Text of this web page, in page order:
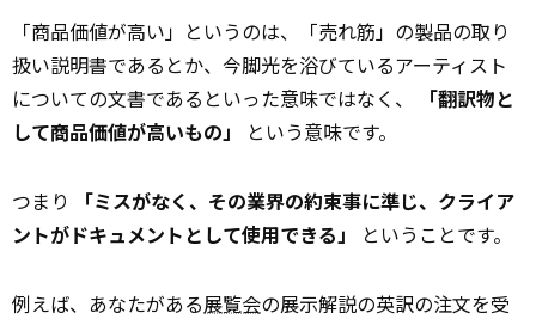
「商品価値が高い」というのは、「売れ筋」の製品の取り
扱い説明書であるとか、今脚光を浴びているアーティスト
についての文書であるといった意味ではなく、
「翻訳物と
して商品価値が高いもの」
という意味です。
つまり
「ミスがなく、その業界の約束事に準じ、クライア
ントがドキュメントとして使用できる」
ということです。
例えば、あなたがある展覧会の展示解説の英訳の注文を受